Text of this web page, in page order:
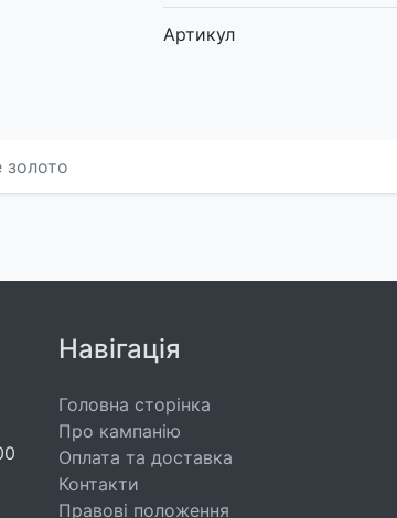
Артикул
золото
Навігація
Головна сторінка
Про кампанію
Оплата та доставка
Контакти
Правові положення